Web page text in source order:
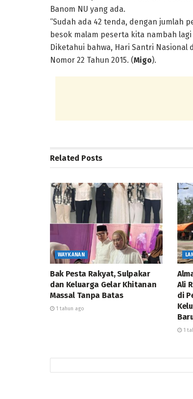
Banom NU yang ada.
“Sudah ada 42 tenda, dengan jumlah
besok malam peserta kita nambah
Diketahui bahwa, Hari Santri
Nomor 22 Tahun 2015. (Migo).
Related Posts
WAYKANAN
Bak Pesta Rakyat, Sulpakar
dan Keluarga Gelar Khitanan
Massal Tanpa Batas
1 tahun ago
Ali
di
1